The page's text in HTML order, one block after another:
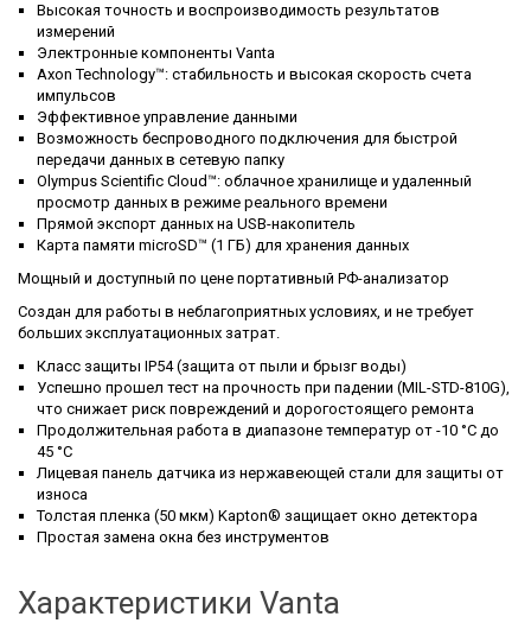
Высокая точность и воспроизводимость результатов
измерений
Электронные компоненты Vanta
Axon Technology™: стабильность и высокая скорость счета
импульсов
Эффективное управление данными
Возможность беспроводного подключения для быстрой
передачи данных в сетевую папку
Olympus Scientific Cloud™: облачное хранилище и удаленный
просмотр данных в режиме реального времени
Прямой экспорт данных на USB-накопитель
Карта памяти microSD™ (1 ГБ) для хранения данных
Мощный и доступный по цене портативный РФ-анализатор
Создан для работы в неблагоприятных условиях, и не требует
больших эксплуатационных затрат.
Класс защиты IP54 (защита от пыли и брызг воды)
Успешно прошел тест на прочность при падении (MIL-STD-810G),
что снижает риск повреждений и дорогостоящего ремонта
Продолжительная работа в диапазоне температур от -10 °C до
45 °C
Лицевая панель датчика из нержавеющей стали для защиты от
износа
Толстая пленка (50 мкм) Kapton® защищает окно детектора
Простая замена окна без инструментов
Характеристики Vanta